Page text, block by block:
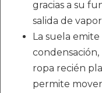
gracias a su
salida de
La suela
ropa recién
permite